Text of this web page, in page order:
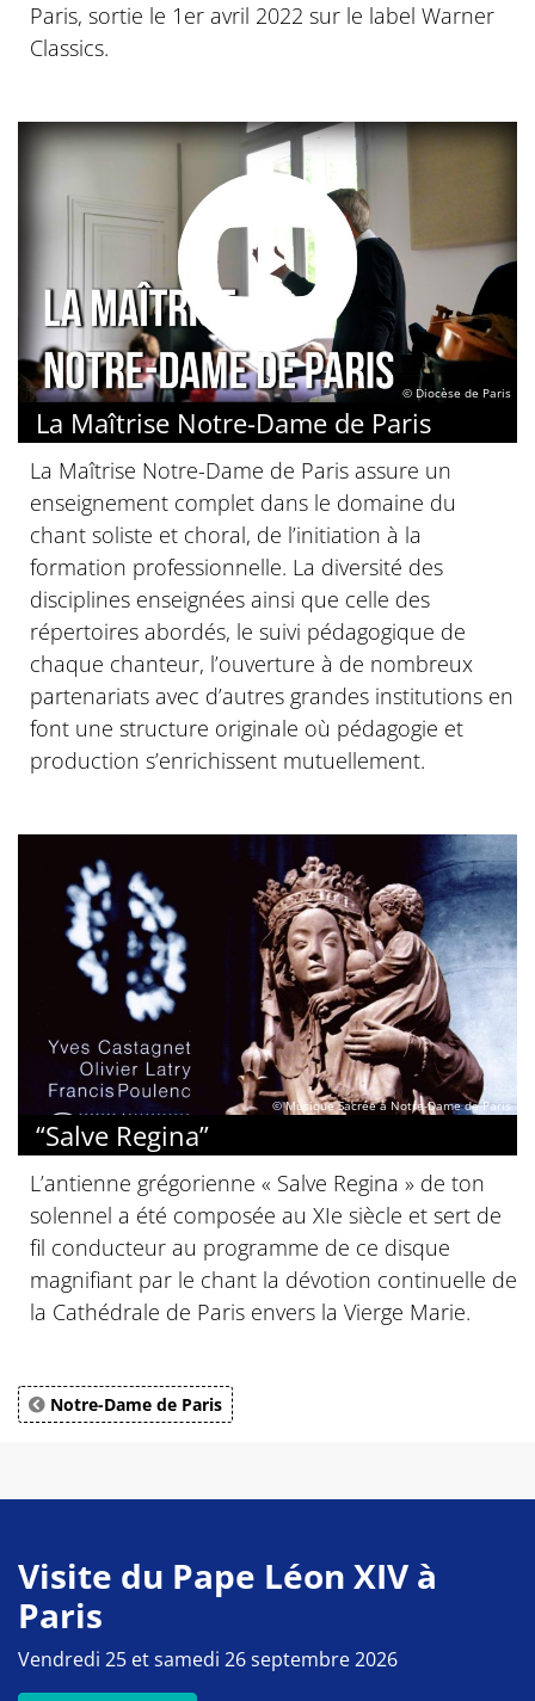
Paris, sortie le 1er avril 2022 sur le label Warner
Classics.
© Diocèse de Paris
La Maîtrise Notre-Dame de Paris
La Maîtrise Notre-Dame de Paris assure un
enseignement complet dans le domaine du
chant soliste et choral, de l’initiation à la
formation professionnelle. La diversité des
disciplines enseignées ainsi que celle des
répertoires abordés, le suivi pédagogique de
chaque chanteur, l’ouverture à de nombreux
partenariats avec d’autres grandes institutions en
font une structure originale où pédagogie et
production s’enrichissent mutuellement.
© Musique Sacrée à Notre-Dame de Paris
“Salve Regina”
L’antienne grégorienne « Salve Regina » de ton
solennel a été composée au XIe siècle et sert de
fil conducteur au programme de ce disque
magnifiant par le chant la dévotion continuelle de
la Cathédrale de Paris envers la Vierge Marie.
Notre-Dame de Paris
Visite du Pape Léon XIV à
Paris
Vendredi 25 et samedi 26 septembre 2026